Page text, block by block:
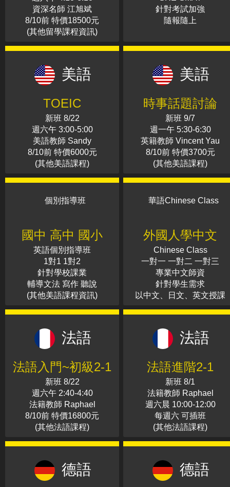
資深名師 江旭斌
8/10前 特價18500元
(其他留學課程資訊)
針對考試加強
隨報隨上
美語
TOEIC
新班 8/22
週六午 3:00-5:00
美語教師 Sandy
8/10前 特價6000元
(其他美語課程)
美語
時事話題討論
新班 9/7
週一午 5:30-6:30
英籍教師 Vincent Yau
8/10前 特價3700元
(其他美語課程)
個別指導班
國中 高中 國小
英語個別指導班
1對1 1對2
針對學校課業
輔導文法 寫作 聽說
(其他美語課程資訊)
華語Chinese Class
外國人學中文
Chinese Class
一對一 一對二 一對三
專業中文師資
針對學生需求
以中文、日文、英文授課
法語
法語入門~初級2-1
新班 8/22
週六午 2:40-4:40
法籍教師 Raphael
8/10前 特價16800元
(其他法語課程)
法語
法語進階2-1
新班 8/1
法籍教師 Raphael
週六晨 10:00-12:00
每週六 可插班
(其他法語課程)
德語 德語